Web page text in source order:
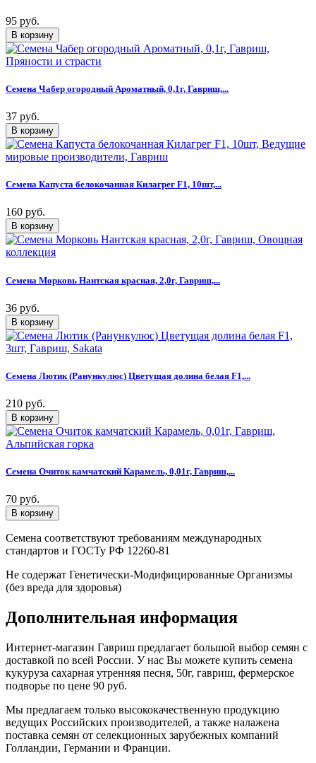
95 руб.
Семена Чабер огородный Ароматный, 0,1г, Гавриш,...
37 руб.
Семена Капуста белокочанная Килагрег F1, 10шт,...
160 руб.
Семена Морковь Нантская красная, 2,0г, Гавриш,...
36 руб.
Семена Лютик (Ранункулюс) Цветущая долина белая F1,...
210 руб.
Семена Очиток камчатский Карамель, 0,01г, Гавриш,...
70 руб.
Семена соответствуют требованиям международных
стандартов и ГОСТу РФ 12260-81
Не содержат Генетически-Модифицированные Организмы
(без вреда для здоровья)
Дополнительная информация
Интернет-магазин Гавриш предлагает большой выбор семян с
доставкой по всей России. У нас Вы можете купить семена
кукуруза сахарная утренняя песня, 50г, гавриш, фермерское
подворье по цене 90 руб.
Мы предлагаем только высококачественную продукцию
ведущих Российских производителей, а также налажена
поставка семян от селекционных зарубежных компаний
Голландии, Германии и Франции.